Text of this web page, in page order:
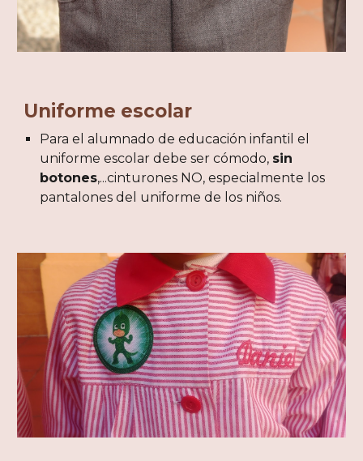
Uniforme escolar
Para el alumnado de educación infantil el
uniforme escolar debe ser cómodo, sin
botones,...cinturones NO, especialmente los
pantalones del uniforme de los niños.